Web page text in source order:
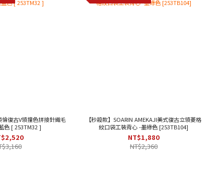
倫復古V領撞色拼接針織毛
色 [ 253TM32 ]
【秒殺款】SOARIN AMEKAJI美式復古立領菱格
紋口袋工裝背心 -墨綠色 [253TB104]
NT$1,880
NT$2,360